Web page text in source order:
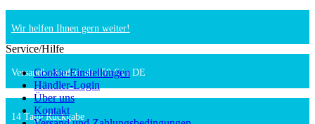
Wir helfen Ihnen gern weiter!
Versandkostenfrei ab 150 € in DE
14 Tage Rückgabe
Service/Hilfe
Cookie-Einstellungen
Händler-Login
Über uns
Kontakt